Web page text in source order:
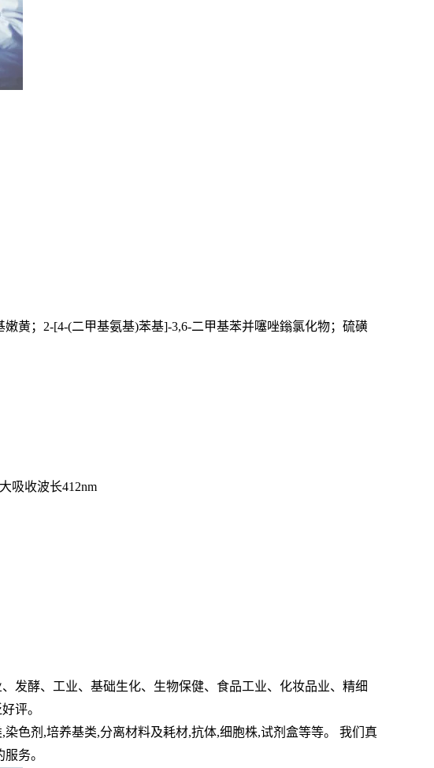
黄；2-[4-(二甲基氨基)苯基]-3,6-二甲基苯并噻唑鎓氯化物；硫磺
吸收波长412nm
发酵、工业、基础生化、生物保健、食品工业、化妆品业、精细
评。
色剂,培养基类,分离材料及耗材,抗体,细胞株,试剂盒等等。 我们真
务。